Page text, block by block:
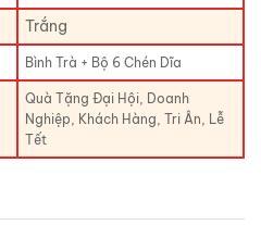
Trắng
Bình Trà + Bộ 6 Chén Dĩa
Quà Tặng Đại Hội, Doanh
Nghiệp, Khách Hàng, Tri Ân, Lễ
Tết